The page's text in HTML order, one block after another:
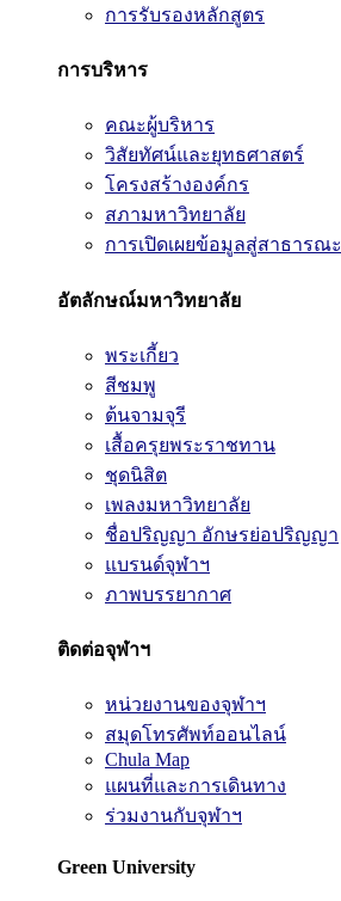
การรับรองหลักสูตร
การบริหาร
คณะผู้บริหาร
วิสัยทัศน์และยุทธศาสตร์
โครงสร้างองค์กร
สภามหาวิทยาลัย
การเปิดเผยข้อมูลสู่สาธารณะ
อัตลักษณ์มหาวิทยาลัย
พระเกี้ยว
สีชมพู
ต้นจามจุรี
เสื้อครุยพระราชทาน
ชุดนิสิต
เพลงมหาวิทยาลัย
ชื่อปริญญา อักษรย่อปริญญา
แบรนด์จุฬาฯ
ภาพบรรยากาศ
ติดต่อจุฬาฯ
หน่วยงานของจุฬาฯ
สมุดโทรศัพท์ออนไลน์
Chula Map
แผนที่และการเดินทาง
ร่วมงานกับจุฬาฯ
Green University